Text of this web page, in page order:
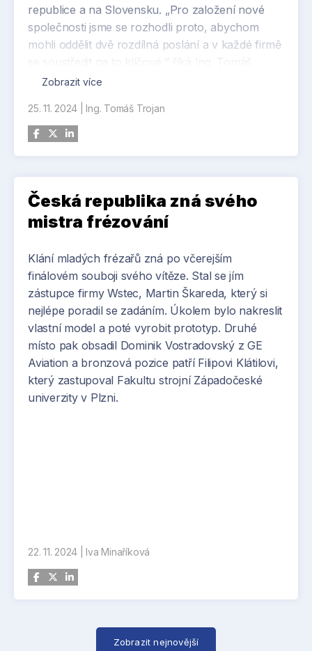
republice a na Slovensku. „Pro založení nové
společnosti jsme se rozhodli proto, abychom
mohli oddělit dvě rozdílná poslání a v každé firmě
Zieschang, jednatel společnosti PRAKAB. „Nově
na služby pro naše zákazníky v Čechách a na
Slovensku, od poradenství až po velkoobchodní
inovativních technologií,“ dodává Zieschang.
Exportní aktivity do dalších zemí bude i nadále
Zobrazit více
25. 11. 2024 Ing. Tomáš Trojan
Česká republika zná svého
mistra frézování
Klání mladých frézařů zná po včerejším
finálovém souboji svého vítěze. Stal se jím
zástupce firmy Wstec, Martin Škareda, který si
nejlépe poradil se zadáním. Úkolem bylo nakreslit
vlastní model a poté vyrobit prototyp. Druhé
místo pak obsadil Dominik Vostradovský z GE
Aviation a bronzová pozice patří Filipovi Klátilovi,
který zastupoval Fakultu strojní Západočeské
univerzity v Plzni.
22. 11. 2024 Iva Minaříková
Zobrazit nejnovější